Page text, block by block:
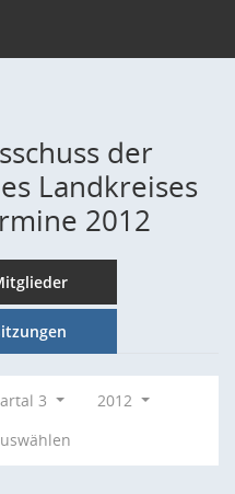
der
Landkreises
2012
3
2012